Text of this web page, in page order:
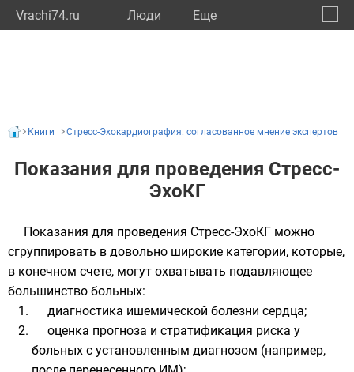
Vrachi74.ru Люди Eще
Книги Стресс-Эхокардиография: согласованное мнение экспертов
Показания для проведения Стресс-
ЭхоКГ
Показания для проведения Стресс-ЭхоКГ можно
сгруппировать в довольно широкие категории, которые,
в конечном счете, могут охватывать подавляющее
большинство больных:
диагностика ишемической болезни сердца;
оценка прогноза и стратификация риска у
больных с установленным диагнозом (например,